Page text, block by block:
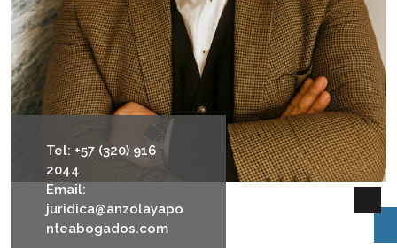
Tel: +57 (320) 916
2044
Email:
juridica@anzolayapo
nteabogados.com